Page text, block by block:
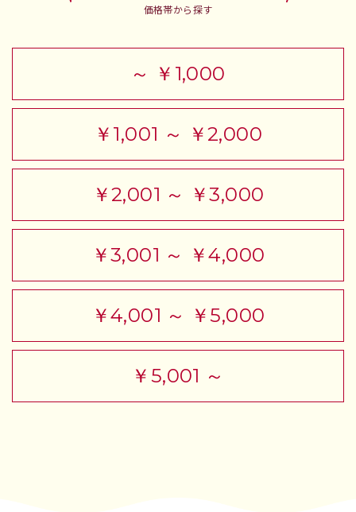
価格帯から探す
～ ￥1,000
￥1,001 ～ ￥2,000
￥2,001 ～ ￥3,000
￥3,001 ～ ￥4,000
￥4,001 ～ ￥5,000
￥5,001 ～